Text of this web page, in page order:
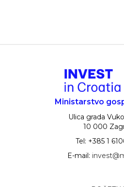
Ministarstvo
Ulica grada
10 000
Tel: +385 1
E-mail: